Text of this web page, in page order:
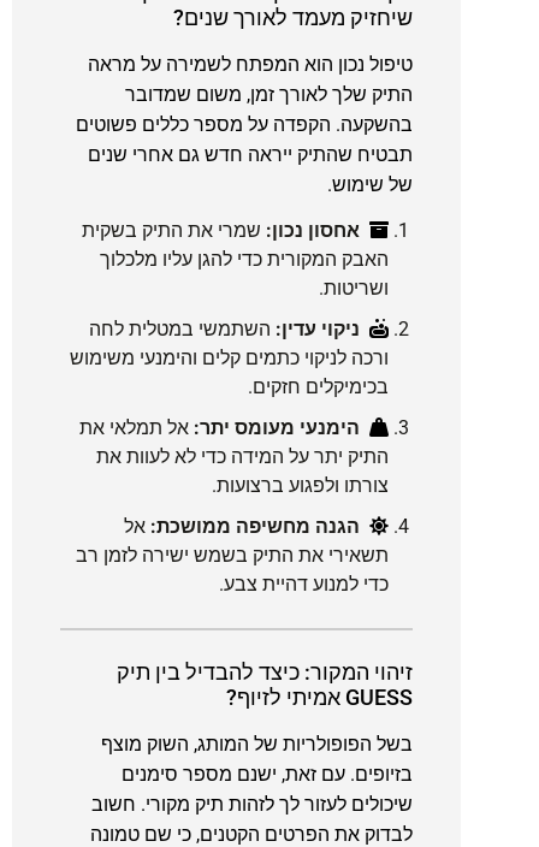
שיחזיק מעמד לאורך שנים?
טיפול נכון הוא המפתח לשמירה על מראה
התיק שלך לאורך זמן, משום שמדובר
בהשקעה. הקפדה על מספר כללים פשוטים
תבטיח שהתיק ייראה חדש גם אחרי שנים
של שימוש.
אחסון נכון: שמרי את התיק בשקית
האבק המקורית כדי להגן עליו מלכלוך
ושריטות.
ניקוי עדין: השתמשי במטלית לחה
ורכה לניקוי כתמים קלים והימנעי משימוש
בכימיקלים חזקים.
הימנעי מעומס יתר: אל תמלאי את
התיק יתר על המידה כדי לא לעוות את
צורתו ולפגוע ברצועות.
הגנה מחשיפה ממושכת: אל
תשאירי את התיק בשמש ישירה לזמן רב
כדי למנוע דהיית צבע.
זיהוי המקור: כיצד להבדיל בין תיק
GUESS אמיתי לזיוף?
בשל הפופולריות של המותג, השוק מוצף
בזיופים. עם זאת, ישנם מספר סימנים
שיכולים לעזור לך לזהות תיק מקורי. חשוב
לבדוק את הפרטים הקטנים, כי שם טמונה